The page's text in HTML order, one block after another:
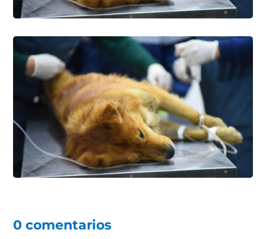
0 comentarios